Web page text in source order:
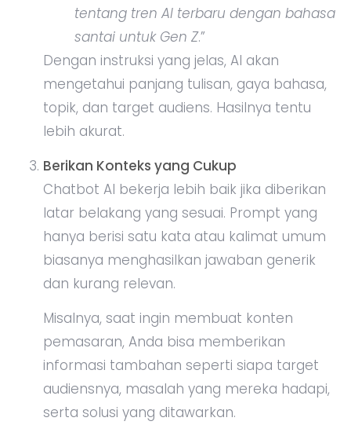
tentang tren AI terbaru dengan bahasa
santai untuk Gen Z.”
Dengan instruksi yang jelas, AI akan
mengetahui panjang tulisan, gaya bahasa,
topik, dan target audiens. Hasilnya tentu
lebih akurat.
Berikan Konteks yang Cukup
Chatbot AI bekerja lebih baik jika diberikan
latar belakang yang sesuai. Prompt yang
hanya berisi satu kata atau kalimat umum
biasanya menghasilkan jawaban generik
dan kurang relevan.
Misalnya, saat ingin membuat konten
pemasaran, Anda bisa memberikan
informasi tambahan seperti siapa target
audiensnya, masalah yang mereka hadapi,
serta solusi yang ditawarkan.